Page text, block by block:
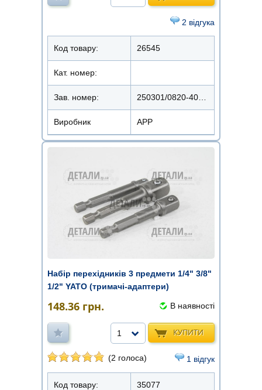
2 відгука
Код товару: 26545
Кат. номер:
Зав. номер:
Виробник APP
Набір перехідників 3 предмети 1/4" 3/8"
1/2" YATO (тримачі-адаптери)
148.36 грн. В наявності
КУПИТИ
1
(2 голоса) 1 відгук
Код товару: 35077